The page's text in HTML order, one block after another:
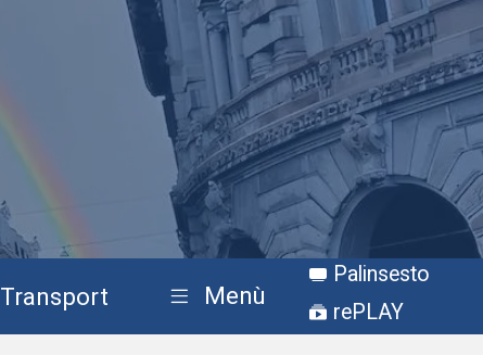
Transport Menù
Palinsesto
rePLAY